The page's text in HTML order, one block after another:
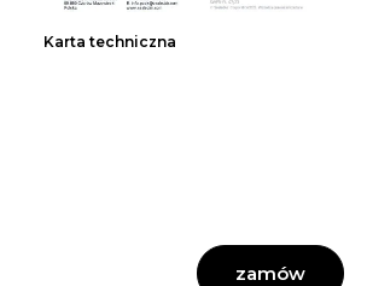
Karta techniczna
zamów